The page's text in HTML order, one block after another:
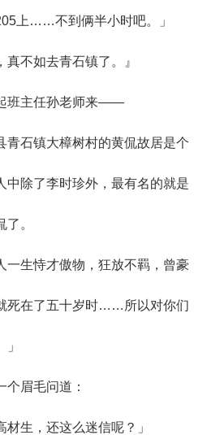
上……不到俩半小时吧。」
如去青石镇了。』
班主任孙老师来——
石镇大樟树村的黄侃故居是个
中除了李时珍外，最有名的就是
。
生恃才傲物，狂放不羁，曾豪
死在了五十岁时……所以对你们
眉毛问道：
生，还这么迷信呢？」